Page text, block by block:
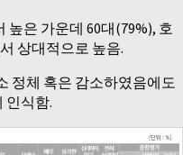
높은 가운데 60대(79%), 호
상대적으로 높음.
정체 혹은 감소하였음에도
인식함.